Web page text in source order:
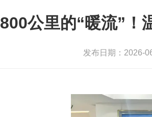
公里的“暖流”！
发布日期：2026-